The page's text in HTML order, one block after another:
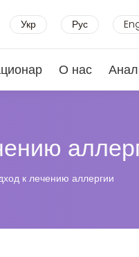
Укр Рус
О нас
к лечению аллергии